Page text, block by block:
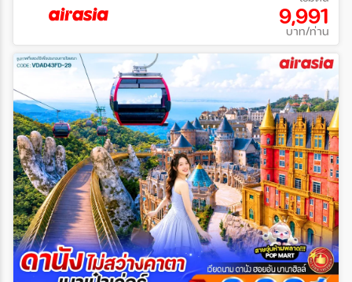
9,991
บาท/ท่าน